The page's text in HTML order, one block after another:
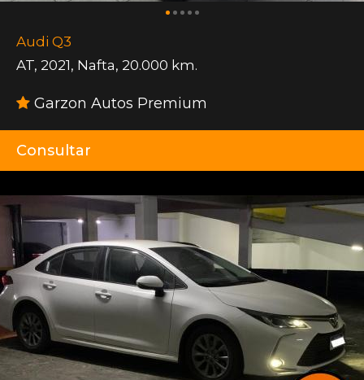
Audi Q3
AT, 2021, Nafta, 20.000 km.
Garzon Autos Premium
Consultar